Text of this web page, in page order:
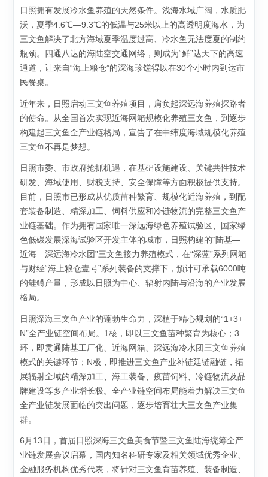
日照拥有发展冷水鱼养殖的天然条件。浅海水域广阔，水质肥
沃，夏季4.6℃—9.3℃的低温与25米以上的高透明度海水，为
三文鱼解决了北方海域夏季温度过高、冷水鱼无法度夏的制约
瓶颈。四通八达的海陆空交通网络，则成为“鲜”达天下的高速
通道，让来自“海上粮仓”的深海珍馐得以在30个小时内到达市
民餐桌。
近年来，日照启动三文鱼养殖项目，肩负起深远海养殖探路者
的使命。从全国首次实现近海网箱规模化养殖三文鱼，到逐步
构建起三文鱼全产业链格局，宣告了在中纬度海域规模化养殖
三文鱼不再是梦想。
日照市委、市政府抢抓机遇，在基础设施建设、关键共性技术
研发、海域使用、财税支持、安全保障等方面积极提供支持。
目前，日照市已形成从优质苗种繁育、规模化近海养殖，到配
套装备制造、精深加工、饲料供应和冷链物流的完整三文鱼产
业链基础。作为拥有国家唯一深远海绿色养殖试验区、国家绿
色低碳发展深海试验区开发主体的城市，日照构建的“陆基—
近海—深远海冷水团”三文鱼接力养殖模式，在“深蓝”系列网箱
与财经“海上粮仓壹号”系列装备的支撑下，预计可承载6000吨
的鲑鳟产量，形成以日照为中心、辐射内陆与沿海的产业发展
格局。
日照深海三文鱼产业的蓬勃生命力，深植于精心规划的“1+3+
N”全产业链空间布局。1核，即以三文鱼苗种繁育为核心；3
环，即贯通陆基工厂化、近海网箱、深远海冷水团三文鱼养殖
模式的关键环节；N极，即推进三文鱼产业补链延链融链，拓
展辐射全域的精深加工、海工装备、疫苗饲料、冷链物流及品
牌建设等多产业增长极。全产业链空间布局能着力解决三文鱼
全产业链发展面临的突出问题，逐步培育壮大三文鱼产业集
群。
6月13日，首届日照深海三文鱼美食节暨三文鱼陆海统筹全产
业链发展会议启幕，国内知名科研专家及相关领域优秀企业、
金融服务机构优秀代表，将针对三文鱼育苗养殖、装备制造、